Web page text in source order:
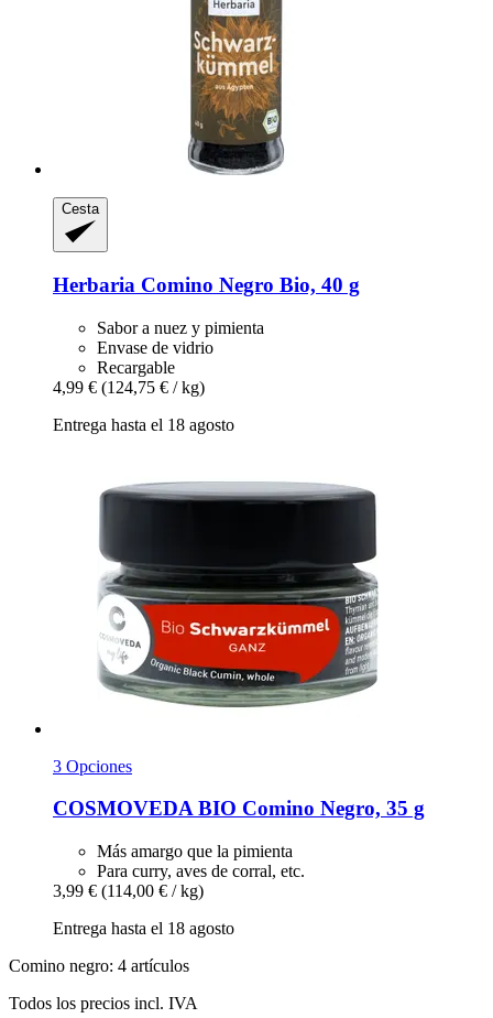
Cesta
Herbaria Comino Negro Bio, 40 g
Sabor a nuez y pimienta
Envase de vidrio
Recargable
4,99 € (124,75 € / kg)
Entrega hasta el 18 agosto
3 Opciones
COSMOVEDABIO Comino Negro, 35 g
Más amargo que la pimienta
Para curry, aves de corral, etc.
3,99 € (114,00 € / kg)
Entrega hasta el 18 agosto
Comino negro: 4 artículos
Todos los precios incl. IVA